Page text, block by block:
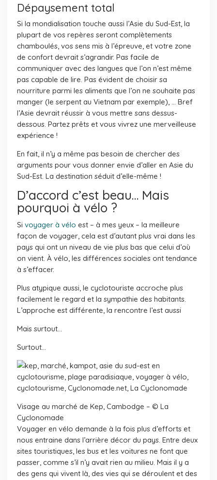
Dépaysement total
Si la mondialisation touche aussi l’Asie du Sud-Est, la
plupart de vos repères seront complètements
chamboulés, vos sens mis à l’épreuve, et votre zone
de confort devrait s’agrandir. Pas facile de
communiquer avec des langues que l’on n’est même
pas capable de lire. Pas évident de choisir sa
nourriture parmi les aliments que l’on ne souhaite pas
manger (le serpent au Vietnam par exemple), … Bref
l’Asie devrait réussir à vous mettre sans dessus-
dessous. Partez prêts et vous vivrez une merveilleuse
expérience !
En fait, il n’y a même pas besoin de chercher des
arguments pour vous donner envie d’aller en Asie du
Sud-Est. La destination séduit d’elle-même !
D’accord c’est beau… Mais
pourquoi à vélo ?
Si voyager à vélo est – à mes yeux – la meilleure
façon de voyager, cela est d’autant plus vrai dans les
pays qui ont un niveau de vie plus bas que celui d’où
on vient. À vélo, les différences sociales ont tendance
à s’effacer.
Plus atypique aussi, le cyclotouriste accroche plus
facilement le regard et la sympathie des habitants.
L’approche est différente, la rencontre l’est aussi
Mais surtout…
Surtout…
Visage au marché de Kep, Cambodge – © La
Cyclonomade
Voyager en vélo demande à la fois plus d’efforts et
nous entraine dans l’arrière décor du pays. Entre deux
sites touristiques, les bus et les voitures ne font que
passer, comme s’il n’y avait rien au milieu. Mais il y a
des gens qui vivent là, des vies qui se déroulent et des